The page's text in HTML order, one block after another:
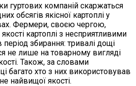
гуртових компаній скаржаться
обсягів якісної картоплі у
Фермери, своєю чергою,
картоплі з несприятливими
збирання: тривалі дощі
не лише на товарному вигляді
Також, за словами
багато хто з них використовував
найвищої якості.